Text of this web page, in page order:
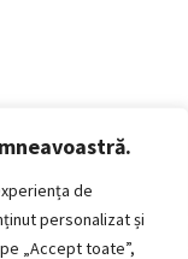
de
personalizat și
„Accept toate”,